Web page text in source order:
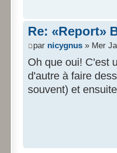
Re: «Report»
par nicygnus » Mer
Oh que oui! C'est
d'autre à faire
souvent) et